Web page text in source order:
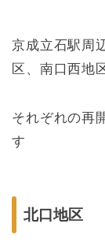
京成立石駅周
区、南口西地
それぞれの再
す
北口地区